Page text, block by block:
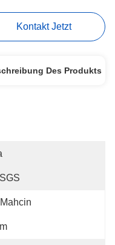
Kontakt Jetzt
Des Produkts